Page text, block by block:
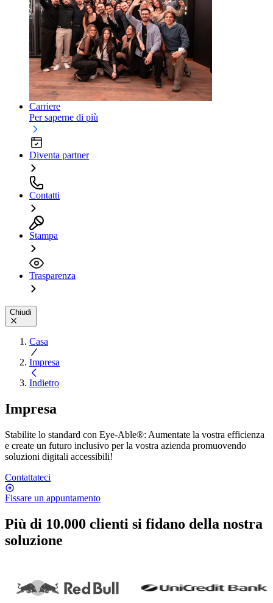
Carriere
Per saperne di più
Diventa partner
Contatti
Stampa
Trasparenza
Chiudi
Casa
Impresa
Indietro
Impresa
Stabilite lo standard con Eye-Able®: Aumentate la vostra efficienza
e create un futuro inclusivo per la vostra azienda promuovendo
soluzioni digitali accessibili!
Contattateci
Fissare un appuntamento
Più di 10.000 clienti si fidano della nostra
soluzione